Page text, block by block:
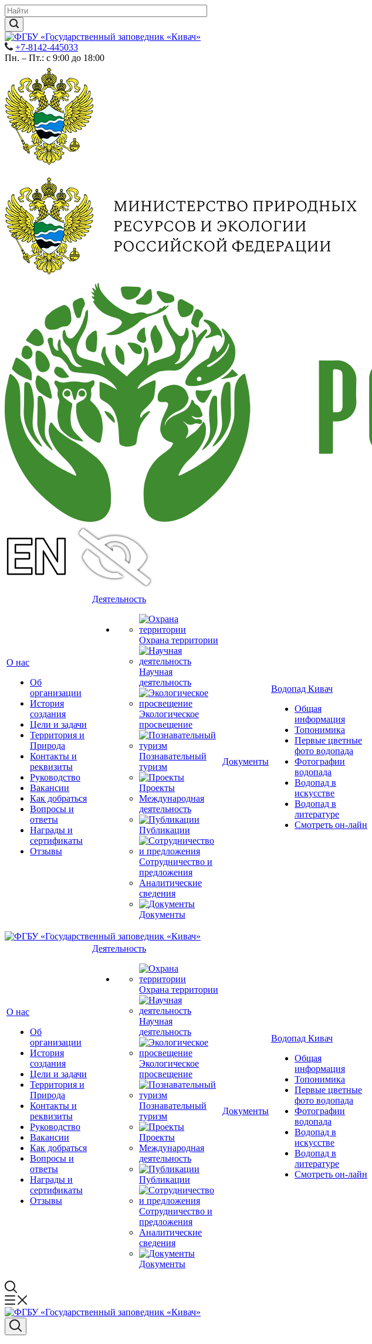
+7-8142-445033
Пн. – Пт.: с 9:00 до 18:00
О нас
Об
организации
История
создания
Цели и задачи
Территория и
Природа
Контакты и
реквизиты
Руководство
Вакансии
Как добраться
Вопросы и
ответы
Награды и
сертификаты
Отзывы
Деятельность
Охрана территории
Научная
деятельность
Экологическое
просвещение
Познавательный
туризм
Проекты
Международная
деятельность
Публикации
Сотрудничество и
предложения
Аналитические
сведения
Документы
Документы
Водопад Кивач
Общая
информация
Топонимика
Первые цветные
фото водопада
Фотографии
водопада
Водопад в
искусстве
Водопад в
литературе
Смотреть он-лайн
О нас
Об
организации
История
создания
Цели и задачи
Территория и
Природа
Контакты и
реквизиты
Руководство
Вакансии
Как добраться
Вопросы и
ответы
Награды и
сертификаты
Отзывы
Деятельность
Охрана территории
Научная
деятельность
Экологическое
просвещение
Познавательный
туризм
Проекты
Международная
деятельность
Публикации
Сотрудничество и
предложения
Аналитические
сведения
Документы
Документы
Водопад Кивач
Общая
информация
Топонимика
Первые цветные
фото водопада
Фотографии
водопада
Водопад в
искусстве
Водопад в
литературе
Смотреть он-лайн